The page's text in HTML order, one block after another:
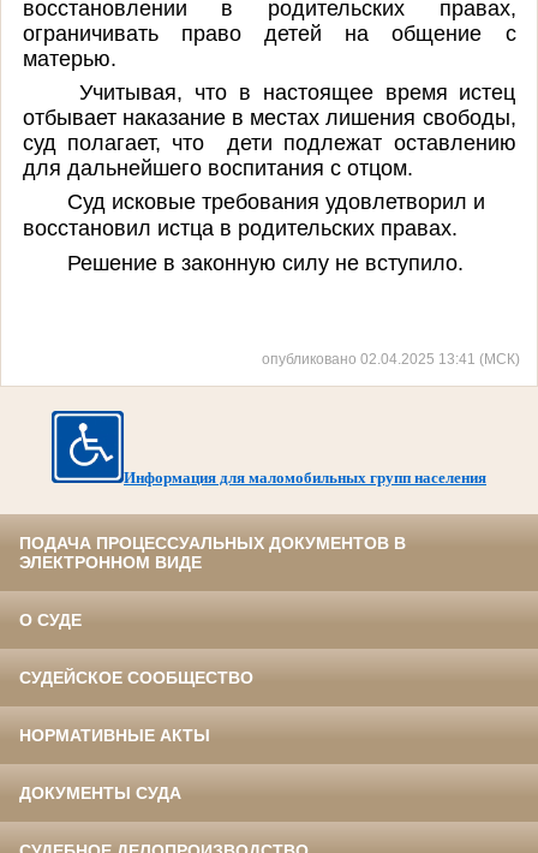
восстановлении в родительских правах,
ограничивать право детей на общение с
матерью.
Учитывая, что в настоящее время истец
отбывает наказание в местах лишения свободы,
суд полагает, что дети подлежат оставлению
для дальнейшего воспитания с отцом.
Суд исковые требования удовлетворил и
восстановил истца в родительских правах.
Решение в законную силу не вступило.
опубликовано 02.04.2025 13:41 (МСК)
Информация для маломобильных групп населения
ПОДАЧА ПРОЦЕССУАЛЬНЫХ ДОКУМЕНТОВ В
ЭЛЕКТРОННОМ ВИДЕ
О СУДЕ
СУДЕЙСКОЕ СООБЩЕСТВО
НОРМАТИВНЫЕ АКТЫ
ДОКУМЕНТЫ СУДА